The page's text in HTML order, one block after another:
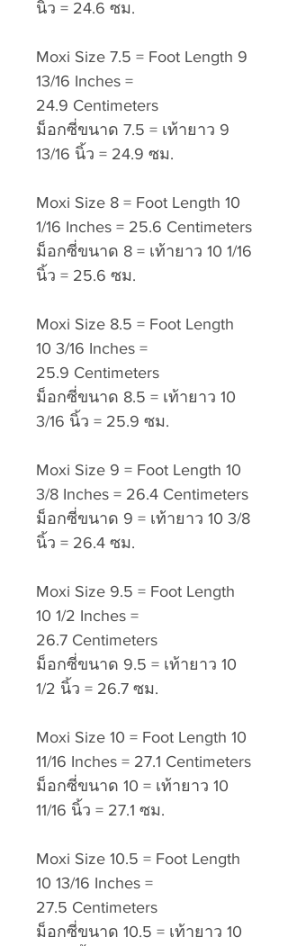
นิ้ว = 24.6 ซม.
Moxi Size 7.5 = Foot Length 9
13/16 Inches =
24.9 Centimeters
ม็อกซี่ขนาด 7.5 = เท้ายาว 9
13/16 นิ้ว = 24.9 ซม.
Moxi Size 8 = Foot Length 10
1/16 Inches = 25.6 Centimeters
ม็อกซี่ขนาด 8 = เท้ายาว 10 1/16
นิ้ว = 25.6 ซม.
Moxi Size 8.5 = Foot Length
10 3/16 Inches =
25.9 Centimeters
ม็อกซี่ขนาด 8.5 = เท้ายาว 10
3/16 นิ้ว = 25.9 ซม.
Moxi Size 9 = Foot Length 10
3/8 Inches = 26.4 Centimeters
ม็อกซี่ขนาด 9 = เท้ายาว 10 3/8
นิ้ว = 26.4 ซม.
Moxi Size 9.5 = Foot Length
10 1/2 Inches =
26.7 Centimeters
ม็อกซี่ขนาด 9.5 = เท้ายาว 10
1/2 นิ้ว = 26.7 ซม.
Moxi Size 10 = Foot Length 10
11/16 Inches = 27.1 Centimeters
ม็อกซี่ขนาด 10 = เท้ายาว 10
11/16 นิ้ว = 27.1 ซม.
Moxi Size 10.5 = Foot Length
10 13/16 Inches =
27.5 Centimeters
ม็อกซี่ขนาด 10.5 = เท้ายาว 10